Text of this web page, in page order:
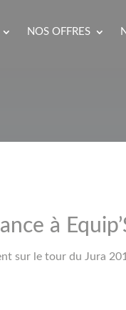
NOS OFFRES
à
sur le tour du Jura